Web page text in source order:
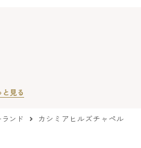
と見る
ンド カシミアヒルズチャペル